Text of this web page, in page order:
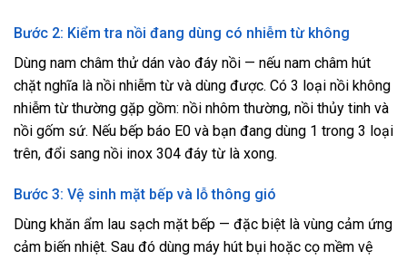
Bước 2: Kiểm tra nồi đang dùng có nhiễm từ không
Dùng nam châm thử dán vào đáy nồi — nếu nam châm hút
chặt nghĩa là nồi nhiễm từ và dùng được. Có 3 loại nồi không
nhiễm từ thường gặp gồm: nồi nhôm thường, nồi thủy tinh và
nồi gốm sứ. Nếu bếp báo E0 và bạn đang dùng 1 trong 3 loại
trên, đổi sang nồi inox 304 đáy từ là xong.
Bước 3: Vệ sinh mặt bếp và lỗ thông gió
Dùng khăn ẩm lau sạch mặt bếp — đặc biệt là vùng cảm ứng
cảm biến nhiệt. Sau đó dùng máy hút bụi hoặc cọ mềm vệ